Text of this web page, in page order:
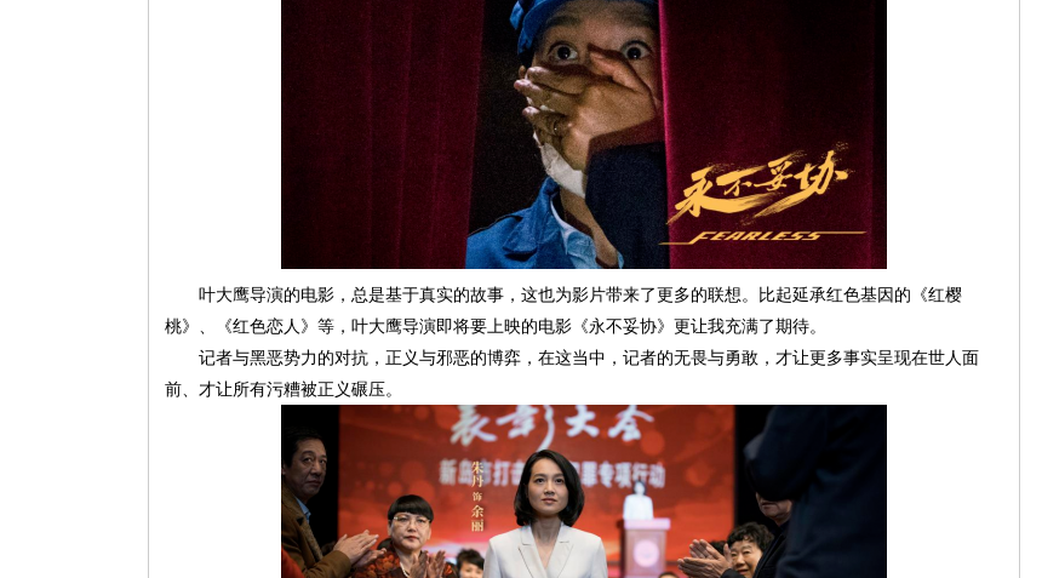
叶大鹰导演的电影，总是基于真实的故事，这也为影片带来了更多的联想。比起延承红色基因的《红樱
桃》、《红色恋人》等，叶大鹰导演即将要上映的电影《永不妥协》更让我充满了期待。
记者与黑恶势力的对抗，正义与邪恶的博弈，在这当中，记者的无畏与勇敢，才让更多事实呈现在世人面
前、才让所有污糟被正义碾压。